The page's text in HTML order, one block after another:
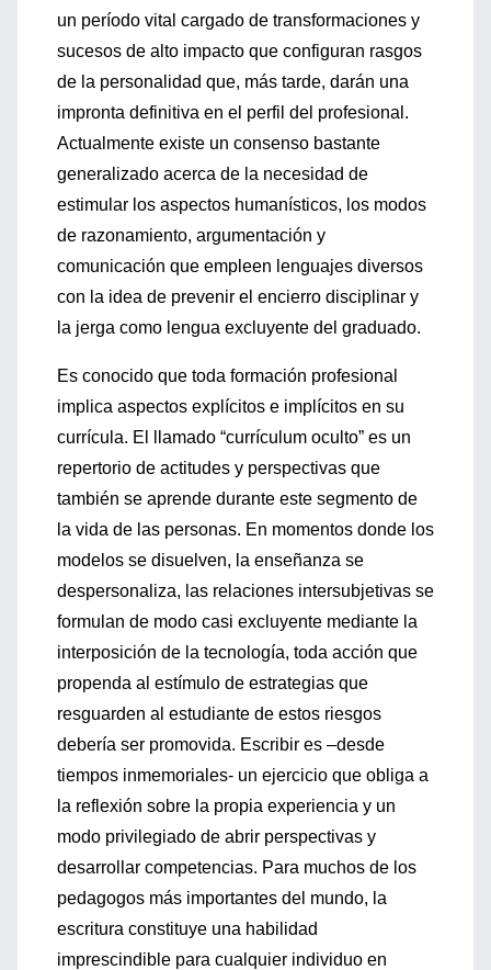
un período vital cargado de transformaciones y
sucesos de alto impacto que configuran rasgos
de la personalidad que, más tarde, darán una
impronta definitiva en el perfil del profesional.
Actualmente existe un consenso bastante
generalizado acerca de la necesidad de
estimular los aspectos humanísticos, los modos
de razonamiento, argumentación y
comunicación que empleen lenguajes diversos
con la idea de prevenir el encierro disciplinar y
la jerga como lengua excluyente del graduado.
Es conocido que toda formación profesional
implica aspectos explícitos e implícitos en su
currícula. El llamado “currículum oculto” es un
repertorio de actitudes y perspectivas que
también se aprende durante este segmento de
la vida de las personas. En momentos donde los
modelos se disuelven, la enseñanza se
despersonaliza, las relaciones intersubjetivas se
formulan de modo casi excluyente mediante la
interposición de la tecnología, toda acción que
propenda al estímulo de estrategias que
resguarden al estudiante de estos riesgos
debería ser promovida. Escribir es –desde
tiempos inmemoriales- un ejercicio que obliga a
la reflexión sobre la propia experiencia y un
modo privilegiado de abrir perspectivas y
desarrollar competencias. Para muchos de los
pedagogos más importantes del mundo, la
escritura constituye una habilidad
imprescindible para cualquier individuo en